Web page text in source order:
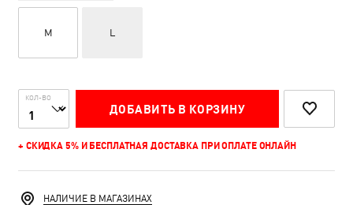
M L
КОЛ-ВО
ДОБАВИТЬ В КОРЗИНУ
+ СКИДКА 5% И БЕСПЛАТНАЯ ДОСТАВКА ПРИ ОПЛАТЕ ОНЛАЙН
НАЛИЧИЕ В МАГАЗИНАХ